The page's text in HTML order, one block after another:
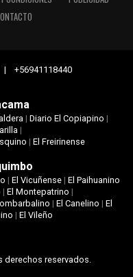
| +56941118440
| Diario El Copiapino |
|
| El Freirinense
| El Vicuñense| El Paihuanino
| El Montepatrino |
|El Canelino |El
| El Vileño
reservados.